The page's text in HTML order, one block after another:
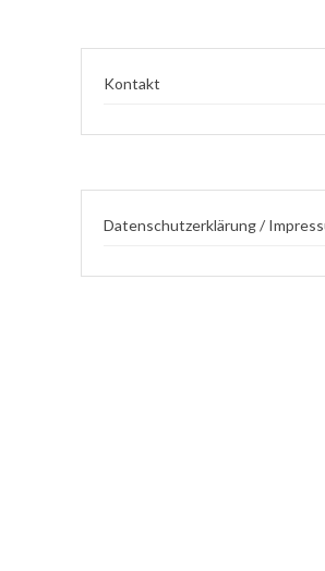
Kontakt
Datenschutzerklärung /